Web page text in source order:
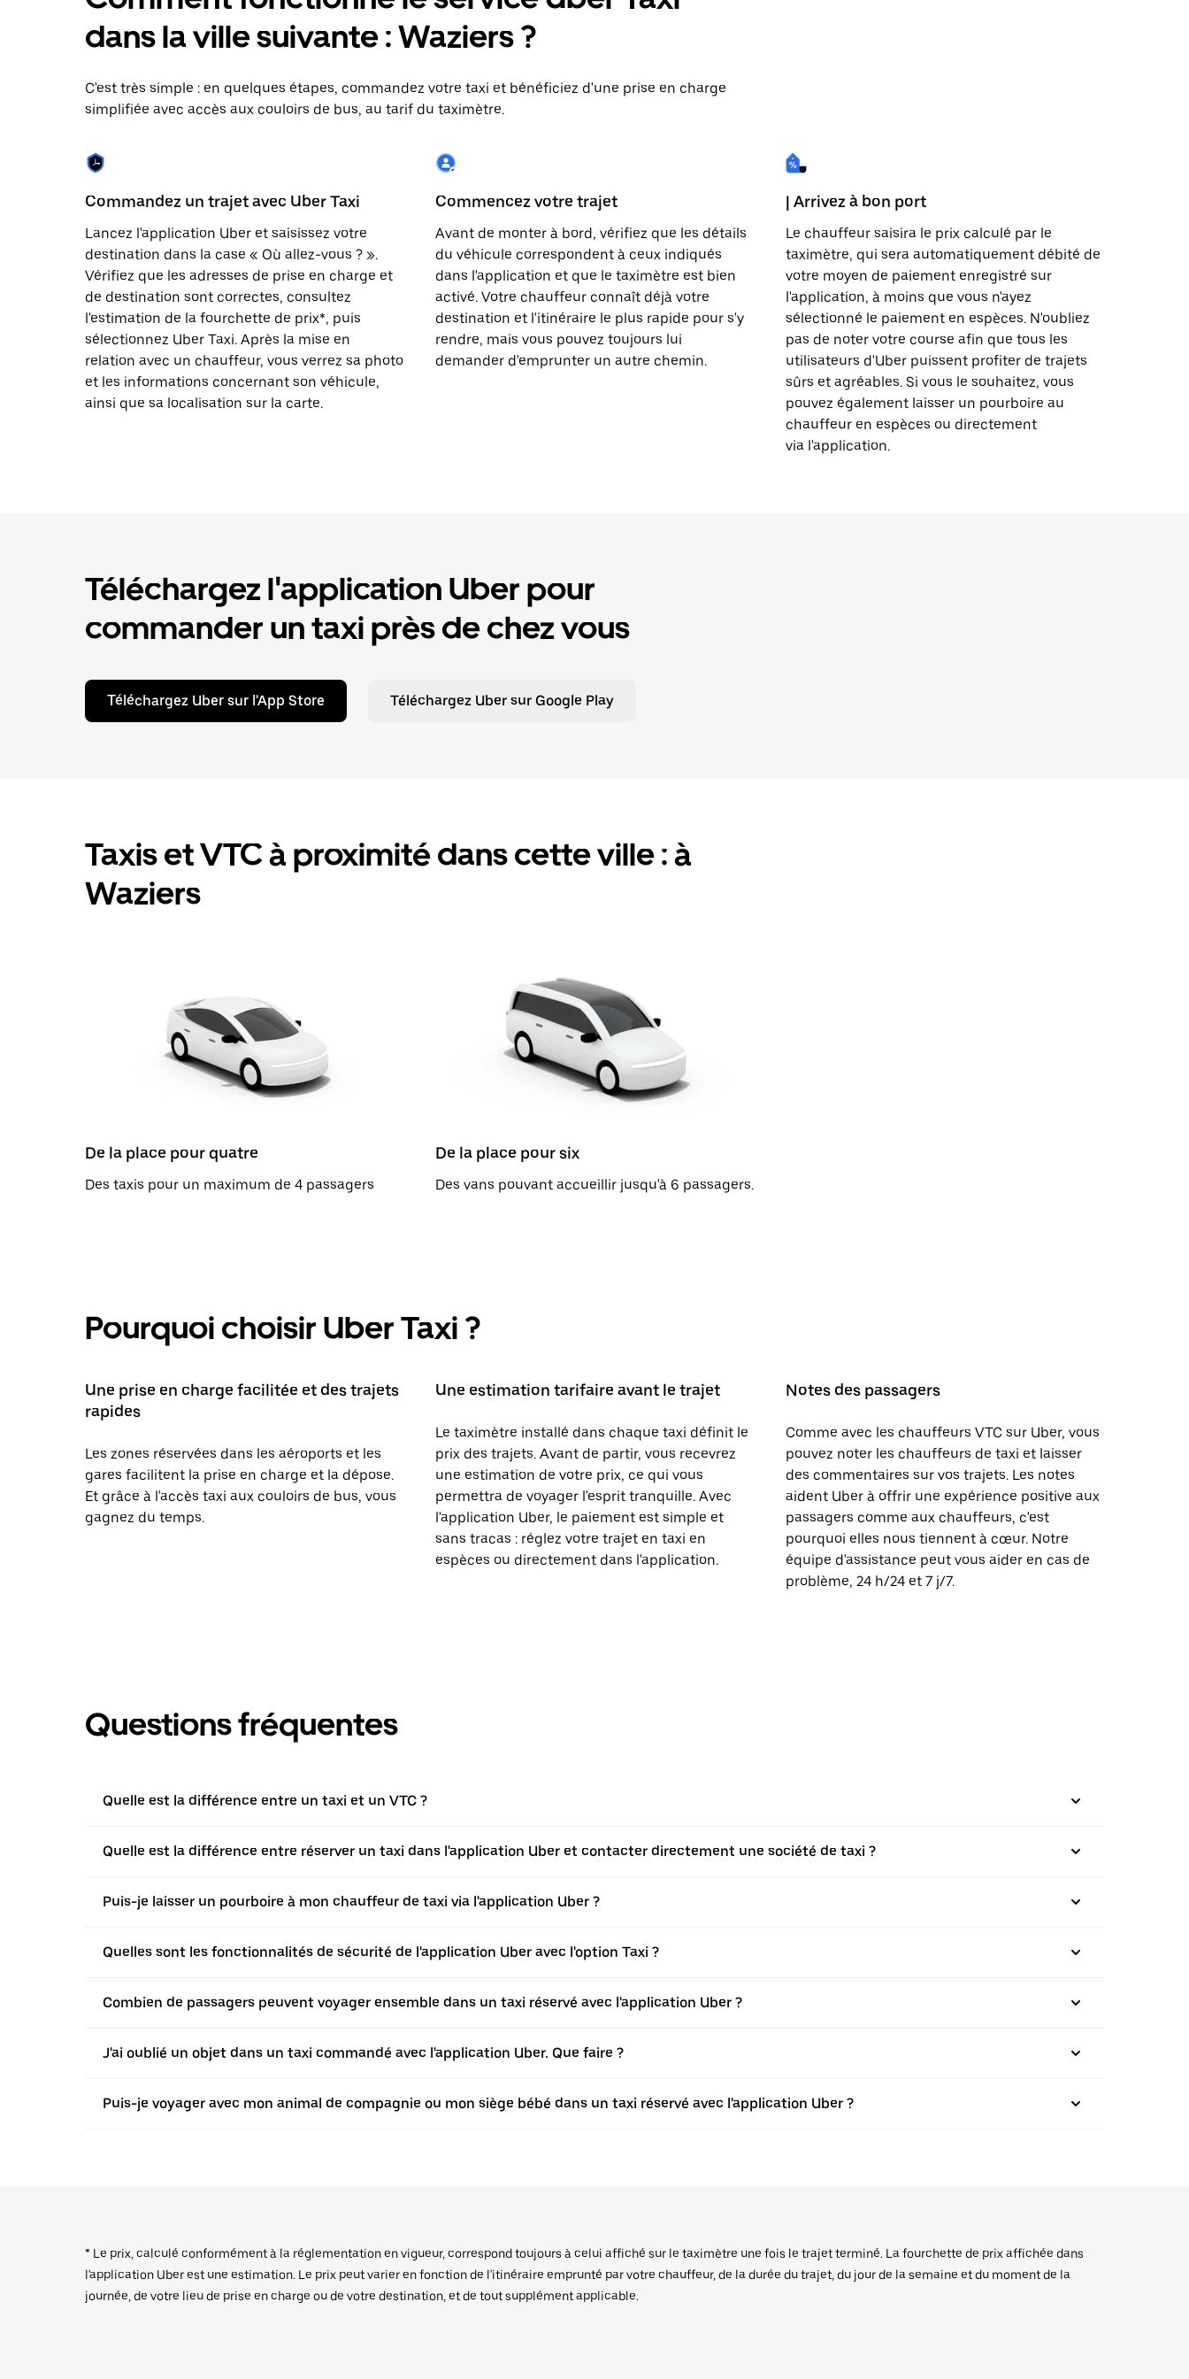
le
et
date.
Appuyez
sur
touche
Échap
fermer
calendrier.
dans la ville suivante : Waziers ?
C'est très simple : en quelques étapes, commandez votre taxi et bénéficiez d'une prise en charge
simplifiée avec accès aux couloirs de bus, au tarif du taximètre.
Commandez un trajet avec Uber Taxi
Lancez l'application Uber et saisissez votre
destination dans la case « Où allez-vous ? ».
Vérifiez que les adresses de prise en charge et
de destination sont correctes, consultez
l'estimation de la fourchette de prix*, puis
sélectionnez Uber Taxi. Après la mise en
relation avec un chauffeur, vous verrez sa photo
et les informations concernant son véhicule,
ainsi que sa localisation sur la carte.
Commencez votre trajet
Avant de monter à bord, vérifiez que les détails
du véhicule correspondent à ceux indiqués
dans l'application et que le taximètre est bien
activé. Votre chauffeur connaît déjà votre
destination et l'itinéraire le plus rapide pour s'y
rendre, mais vous pouvez toujours lui
demander d'emprunter un autre chemin.
| Arrivez à bon port
Le chauffeur saisira le prix calculé par le
taximètre, qui sera automatiquement débité de
votre moyen de paiement enregistré sur
l'application, à moins que vous n'ayez
sélectionné le paiement en espèces. N'oubliez
pas de noter votre course afin que tous les
utilisateurs d'Uber puissent profiter de trajets
sûrs et agréables. Si vous le souhaitez, vous
pouvez également laisser un pourboire au
chauffeur en espèces ou directement
via l'application.
Téléchargez l'application Uber pour
commander un taxi près de chez vous
Téléchargez Uber sur l'App Store Téléchargez Uber sur Google Play
Taxis et VTC à proximité dans cette ville : à
Waziers
De la place pour quatre
Des taxis pour un maximum de 4 passagers
De la place pour six
Des vans pouvant accueillir jusqu'à 6 passagers.
Pourquoi choisir Uber Taxi ?
Une prise en charge facilitée et des trajets
rapides
Les zones réservées dans les aéroports et les
gares facilitent la prise en charge et la dépose.
Et grâce à l'accès taxi aux couloirs de bus, vous
gagnez du temps.
Une estimation tarifaire avant le trajet
Le taximètre installé dans chaque taxi définit le
prix des trajets. Avant de partir, vous recevrez
une estimation de votre prix, ce qui vous
permettra de voyager l'esprit tranquille. Avec
l'application Uber, le paiement est simple et
sans tracas : réglez votre trajet en taxi en
espèces ou directement dans l'application.
Notes des passagers
Comme avec les chauffeurs VTC sur Uber, vous
pouvez noter les chauffeurs de taxi et laisser
des commentaires sur vos trajets. Les notes
aident Uber à offrir une expérience positive aux
passagers comme aux chauffeurs, c'est
pourquoi elles nous tiennent à cœur. Notre
équipe d'assistance peut vous aider en cas de
problème, 24 h/24 et 7 j/7.
Questions fréquentes
Quelle est la différence entre un taxi et un VTC ?
Quelle est la différence entre réserver un taxi dans l'application Uber et contacter directement une société de taxi ?
Puis-je laisser un pourboire à mon chauffeur de taxi via l'application Uber ?
Quelles sont les fonctionnalités de sécurité de l'application Uber avec l'option Taxi ?
Combien de passagers peuvent voyager ensemble dans un taxi réservé avec l'application Uber ?
J'ai oublié un objet dans un taxi commandé avec l'application Uber. Que faire ?
Puis-je voyager avec mon animal de compagnie ou mon siège bébé dans un taxi réservé avec l'application Uber ?
* Le prix, calculé conformément à la réglementation en vigueur, correspond toujours à celui affiché sur le taximètre une fois le trajet terminé. La fourchette de prix affichée dans
l'application Uber est une estimation. Le prix peut varier en fonction de l'itinéraire emprunté par votre chauffeur, de la durée du trajet, du jour de la semaine et du moment de la
journée, de votre lieu de prise en charge ou de votre destination, et de tout supplément applicable.